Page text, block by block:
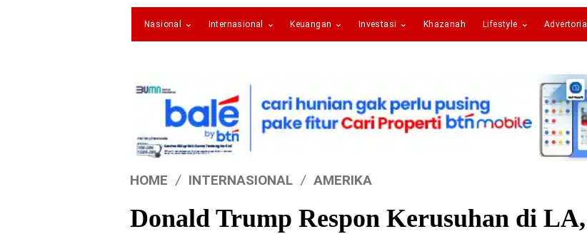
Nasional Internasional Keuangan Investasi Khazanah Lifestyle Advertorial
HOME INTERNASIONAL AMERIKA
Donald Trump Respon Kerusuhan di LA,